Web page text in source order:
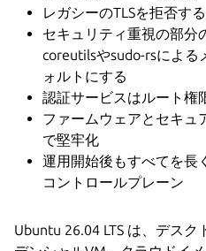
レガシーのTLSを拒否す
セキュリティ重視の部分
coreutilsやsudo-rsによる
ォルトにする
認証サービスはルート権
ファームウェアとセキュ
で堅牢化
運用開始後もすべてを長
コントロールプレーン
Ubuntu 26.04 LTS は、デス